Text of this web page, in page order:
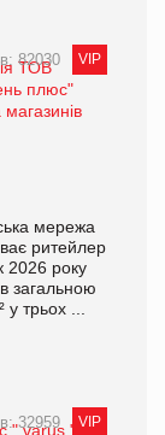
82030 VIP
ТОВ
плюс"
мережа
ритейлер
року
загальною
трьох ...
32959 VIP
" varus "